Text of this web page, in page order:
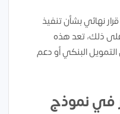
نهائي بشأن تنفيذ
على ذلك، تعد هذه
البنكي أو دعم
في نموذج